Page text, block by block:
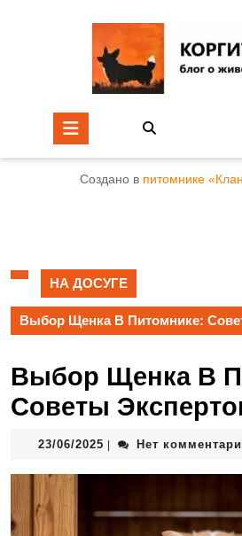
Создано в питомнике
НА ДОСУГЕ
Выбор Щенка В Питомнике:
Выбор Щенка В
Советы
23/06/2025 Нет